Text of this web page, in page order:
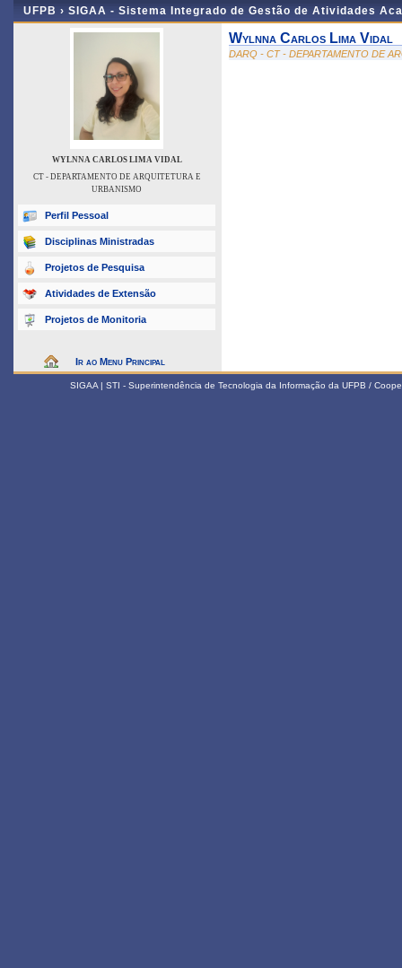
UFPB › SIGAA - Sistema Integrado de Gestão de Atividades
WYLNNA CARLOS LIMA VIDAL
CT - DEPARTAMENTO DE ARQUITETURA E
URBANISMO
Perfil Pessoal
Disciplinas Ministradas
Projetos de Pesquisa
Atividades de Extensão
Projetos de Monitoria
Ir ao Menu Principal
Wylnna Carlos Lima Vidal
DARQ - CT - DEPARTAMENTO DE
SIGAA | STI - Superintendência de Tecnologia da Informação da UFPB /